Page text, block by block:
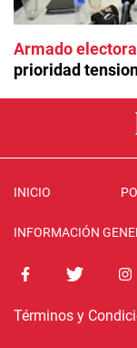
Armado electoral
prioridad
INICIO
INFORMACIÓN
Términos y